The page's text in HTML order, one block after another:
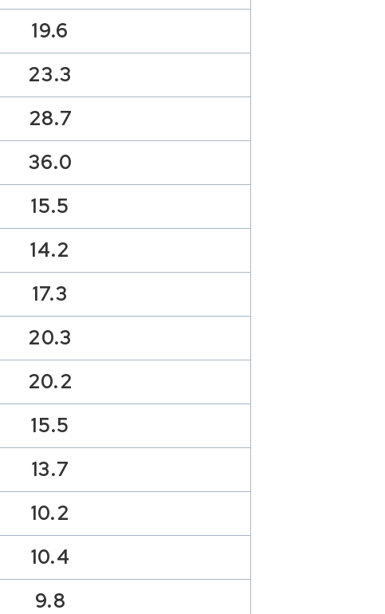
19.6
23.3
28.7
36.0
15.5
14.2
17.3
20.3
20.2
15.5
13.7
10.2
10.4
9.8